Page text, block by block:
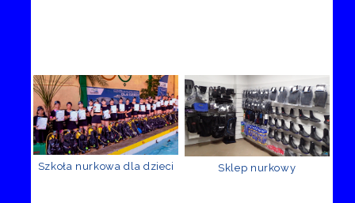
Szkoła nurkowa dla dzieci Sklep nurkowy